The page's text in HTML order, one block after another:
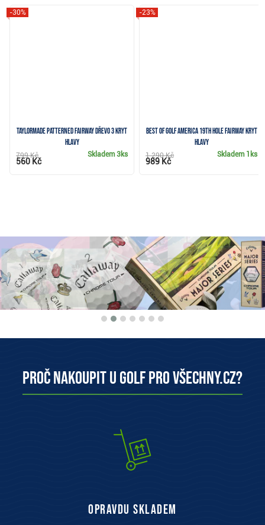
TaylorMade Patterned Fairway dřevo 3 kryt
hlavy
-30%
Skladem3ks
799 Kč
560 Kč
Best of Golf America 19th Hole fairway kryt
hlavy
-23%
Skladem 1ks
1 290 Kč
989 Kč
Proč nakoupit u Golf pro všechny.cz?
opravdu skladem